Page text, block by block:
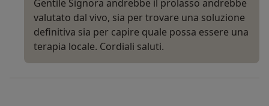
Gentile Signora andrebbe il prolasso andrebbe
valutato dal vivo, sia per trovare una soluzione
definitiva sia per capire quale possa essere una
terapia locale. Cordiali saluti.